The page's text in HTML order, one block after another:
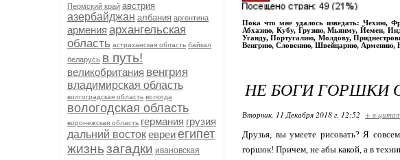
Пермский край австрия
азербайджан албания аргентина
армения архангельская
область астраханская область байкал
беларусь в путь!
великобритания венгрия
владимирская область
волгоградская область вологда
вологодская область
воронежская область германия грузия
дальний востокевреиегипет
жизньзагадки ивановская
Пока что мне удалось изведать: Чехию,
Абхазию, Кубу, Грузию, Мьянму, Йемен,
Уганду, Португалию, Молдову,
Венгрию, Словению, Швейцарию, Армению,
НЕ БОГИ ГОРШКИ
Вторник, 11 Декабря 2018 г. 12:52 + в
Друзья, вы умеете рисовать? Я
горшок! Причем, не абы какой, а в